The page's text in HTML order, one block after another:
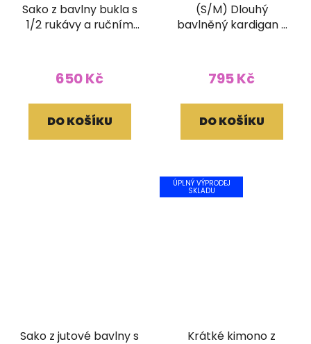
Sako z bavlny bukla s
1/2 rukávy a ručním
650 Kč
DO KOŠÍKU
(S/M) Dlouhý
bavlněný kardigan s
795 Kč
DO KOŠÍKU
Sako z jutové bavlny s
ÚPLNÝ VÝPRODEJ
SKLADU
Krátké kimono z